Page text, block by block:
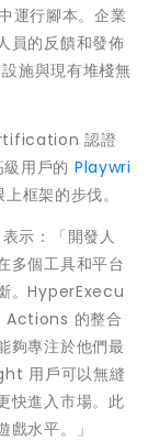
運行腳本。企業
員的反饋和發佈
施與現有堆棧無
認證
用戶的 Playwri
框架的步伐。
表示：「開發人
多個工具和平台
。HyperExecu
的整合
夠專注於他們最
用戶可以無縫
快進入市場。此
水平。」